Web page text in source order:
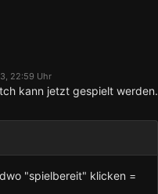
22:59 Uhr
kann jetzt gespielt werden.
"spielbereit" klicken =